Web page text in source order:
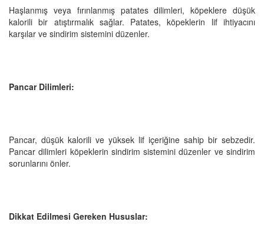
Haşlanmış veya fırınlanmış patates dilimleri, köpeklere düşük
kalorili bir atıştırmalık sağlar. Patates, köpeklerin lif ihtiyacını
karşılar ve sindirim sistemini düzenler.
Pancar Dilimleri:
Pancar, düşük kalorili ve yüksek lif içeriğine sahip bir sebzedir.
Pancar dilimleri köpeklerin sindirim sistemini düzenler ve sindirim
sorunlarını önler.
Dikkat Edilmesi Gereken Hususlar: